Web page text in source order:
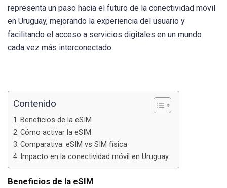
representa un paso hacia el futuro de la conectividad móvil
en Uruguay, mejorando la experiencia del usuario y
facilitando el acceso a servicios digitales en un mundo
cada vez más interconectado.
Contenido
Beneficios de la eSIM
Cómo activar la eSIM
Comparativa: eSIM vs SIM física
Impacto en la conectividad móvil en Uruguay
Beneficios de la eSIM